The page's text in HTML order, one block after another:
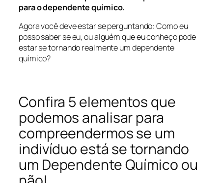
para o dependente químico.
Agora você deve estar se perguntando: Como eu
posso saber se eu, ou alguém que eu conheço pode
estar se tornando realmente um dependente
químico?
Confira 5 elementos que
podemos analisar para
compreendermos se um
indivíduo está se tornando
um Dependente Químico ou